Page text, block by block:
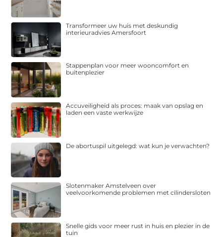
Transformeer uw huis met deskundig
interieuradvies Amersfoort
Stappenplan voor meer wooncomfort en
buitenplezier
Accuveiligheid als proces: maak van opslag en
laden een vaste werkwijze
De abortuspil uitgelegd: wat kun je verwachten?
Slotenmaker Amstelveen over
veelvoorkomende problemen met cilindersloten
Snelle gids voor meer rust in huis en plezier in de
tuin